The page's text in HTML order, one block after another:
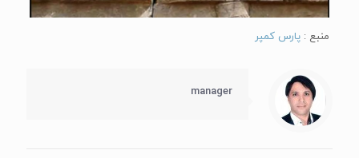
منبع : پارس کمپر
manager